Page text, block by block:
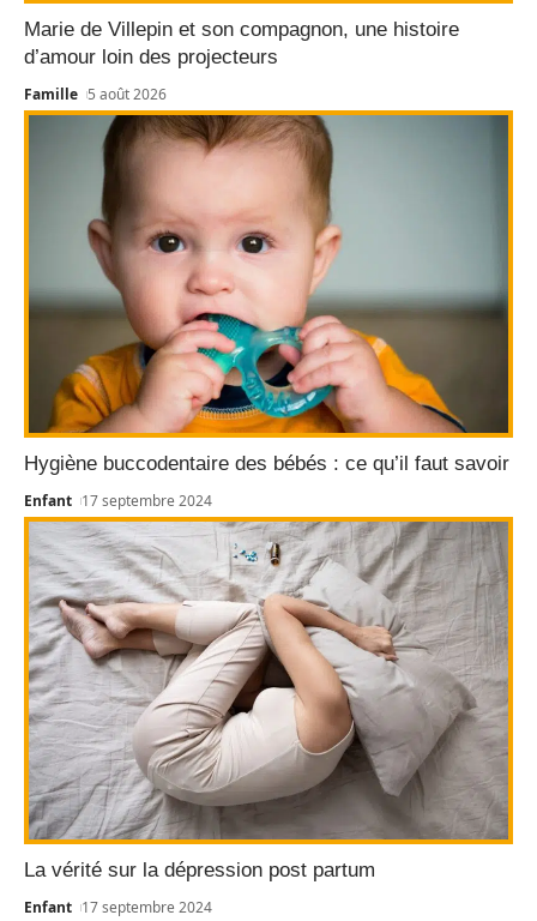
Marie de Villepin et son compagnon, une histoire
d’amour loin des projecteurs
Famille 5 août 2026
Hygiène buccodentaire des bébés : ce qu’il faut savoir
Enfant 17 septembre 2024
La vérité sur la dépression post partum
Enfant 17 septembre 2024